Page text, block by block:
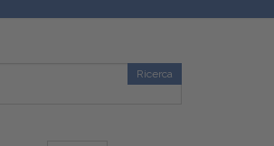
Ricerca